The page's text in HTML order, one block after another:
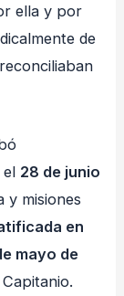
ella y por
de
el 28 de junio
y misiones
en
mayo de